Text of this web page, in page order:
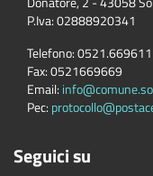
P.Iva:02888920341
Telefono:0521.669611
Fax:0521669669
Email:
Pec:
Seguici su